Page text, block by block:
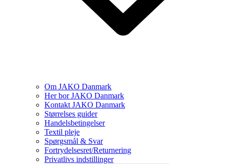
Om JAKO Danmark
Her bor JAKO Danmark
Kontakt JAKO Danmark
Størrelses guider
Handelsbetingelser
Textil pleje
Spørgsmål & Svar
Fortrydelsesret/Returnering
Privatlivs indstillinger